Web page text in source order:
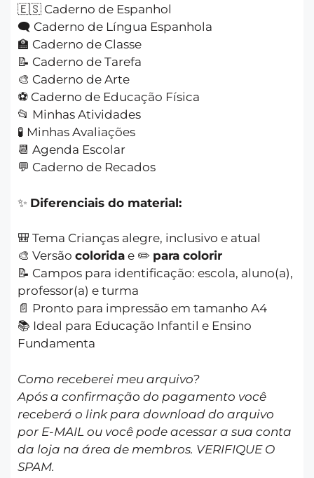
🇪🇸 Caderno de Espanhol
🗨️ Caderno de Língua Espanhola
🏫 Caderno de Classe
📝 Caderno de Tarefa
🎨 Caderno de Arte
⚽ Caderno de Educação Física
📂 Minhas Atividades
🧪 Minhas Avaliações
📆 Agenda Escolar
💬 Caderno de Recados
✨ Diferenciais do material:
🎒 Tema Crianças alegre, inclusivo e atual
🎨 Versão colorida e ✏️ para colorir
📝 Campos para identificação: escola, aluno(a),
professor(a) e turma
📄 Pronto para impressão em tamanho A4
📚 Ideal para Educação Infantil e Ensino
Fundamenta
Como receberei meu arquivo?
Após a confirmação do pagamento você
receberá o link para download do arquivo
por E-MAIL ou você pode acessar a sua conta
da loja na área de membros. VERIFIQUE O
SPAM.